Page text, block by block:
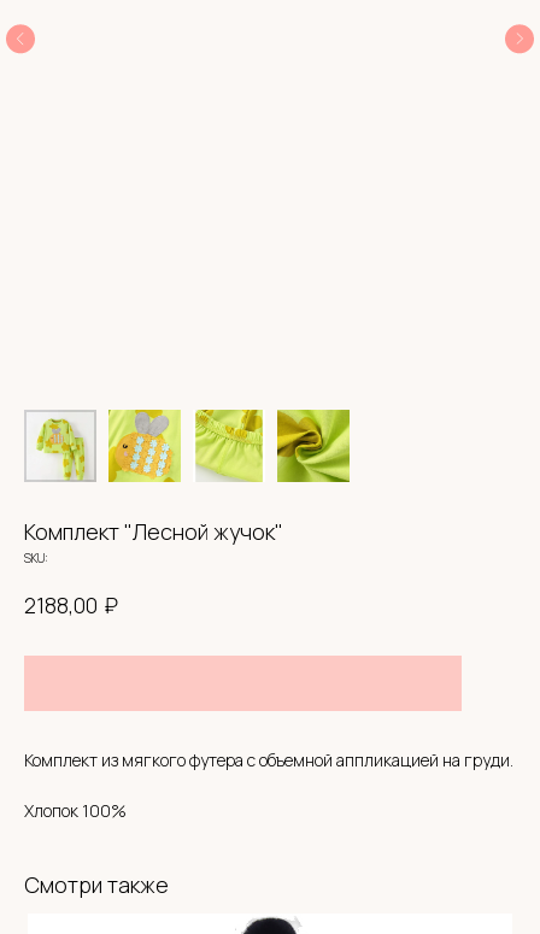
Комплект "Лесной жучок"
SKU:
2188,00 ₽
Комплект из мягкого футера с объемной аппликацией на груди.
Хлопок 100%
Смотри также
СИСТЕМА ЛОЯЛЬНОСТИ
BABYHOODSHOP
Кешбэкс каждой покупки